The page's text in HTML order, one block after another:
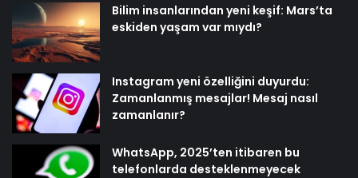
Bilim insanlarından yeni keşif: Mars’ta
eskiden yaşam var mıydı?
Instagram yeni özelliğini duyurdu:
Zamanlanmış mesajlar! Mesaj nasıl
zamanlanır?
WhatsApp, 2025’ten itibaren bu
telefonlarda desteklenmeyecek